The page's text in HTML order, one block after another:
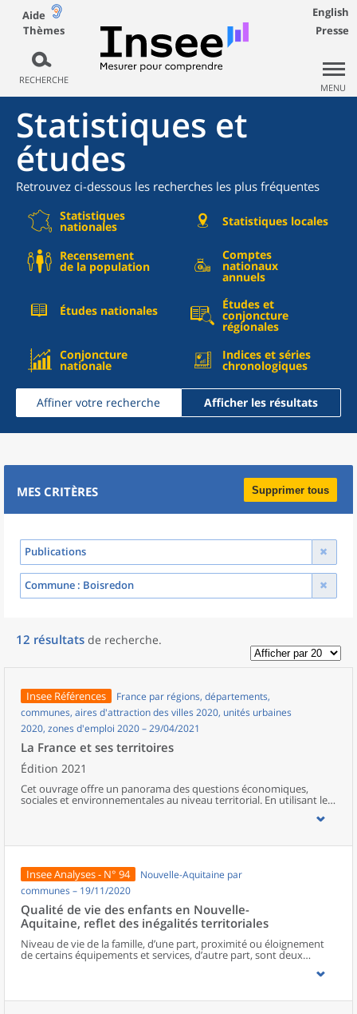
Aide
Thèmes
RECHERCHE
English
Presse
MENU
Statistiques et
études
Retrouvez ci-dessous les recherches les plus fréquentes
Statistiques
nationales Statistiques locales
Recensement
de la population
Comptes
nationaux
annuels
Études nationales Études et
conjoncture
régionales
Conjoncture
nationale
Indices et séries
chronologiques
Affiner votre recherche Afficher les résultats
MES CRITÈRES Supprimer tous
Publications
Commune : Boisredon
12 résultats de recherche.
Insee Références
France par régions, départements,
communes, aires d'attraction des villes 2020, unités urbaines
2020, zones d'emploi 2020 – 29/04/2021
La France et ses territoires
Édition 2021
Cet ouvrage offre un panorama des questions économiques,
sociales et environnementales au niveau territorial. En utilisant les
disparités géographiques en France, sur les forces et faiblesses des
population.
Insee Analyses - N° 94
Nouvelle-Aquitaine par
communes – 19/11/2020
Qualité de vie des enfants en Nouvelle-
Aquitaine, reflet des inégalités territoriales
Niveau de vie de la famille, d’une part, proximité ou éloignement
de certains équipements et services, d’autre part, sont deux
facteurs déterminants de la qualité de vie des enfants.En Nouvelle-
quotidien. Indépendamment d’autres facteurs favorables dans